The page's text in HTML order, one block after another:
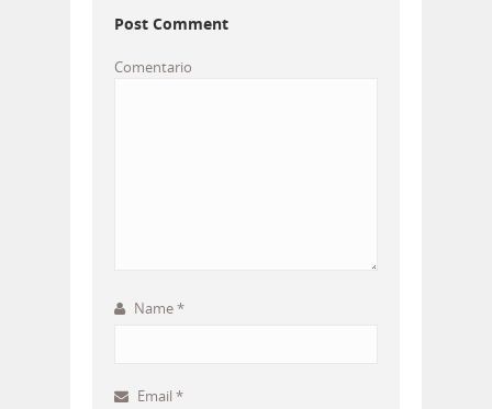
Post Comment
Comentario
Name*
Email *